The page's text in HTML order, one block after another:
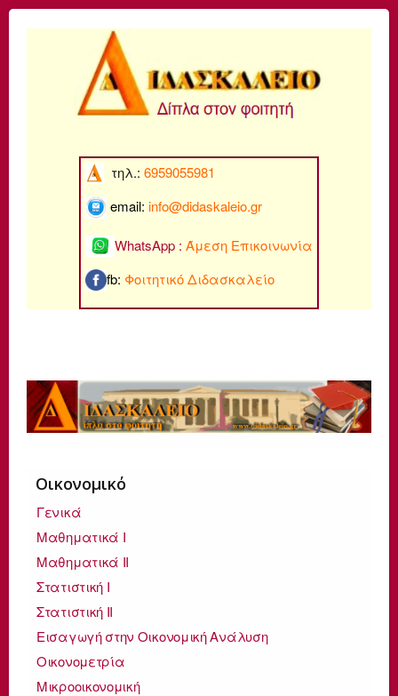
τηλ.: 6959055981
email: info@didaskaleio.gr
WhatsApp : Άμεση Επικοινωνία
fb: Φοιτητικό Διδασκαλείο
Οικονομικό
Γενικά
Μαθηματικά Ι
Μαθηματικά ΙΙ
Στατιστική Ι
Στατιστική ΙΙ
Εισαγωγή στην Οικονομική Ανάλυση
Οικονομετρία
Μικροοικονομική